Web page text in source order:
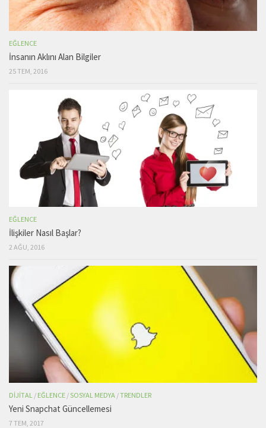
EĞLENCE
İnsanın Aklını Alan Bilgiler
25 TEM, 2016
EĞLENCE
İlişkiler Nasıl Başlar?
2 AĞU, 2016
DIJITAL / EĞLENCE /SOSYAL MEDYA /TRENDLER
Yeni Snapchat Güncellemesi
7 TEM, 2017